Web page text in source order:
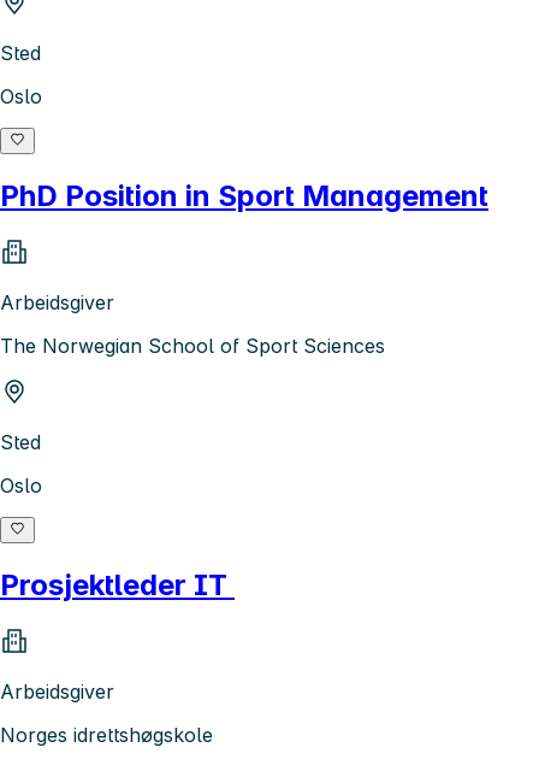
Sted
Oslo
PhD Position in Sport Management
Arbeidsgiver
The Norwegian School of Sport Sciences
Sted
Oslo
Prosjektleder IT
Arbeidsgiver
Norges idrettshøgskole